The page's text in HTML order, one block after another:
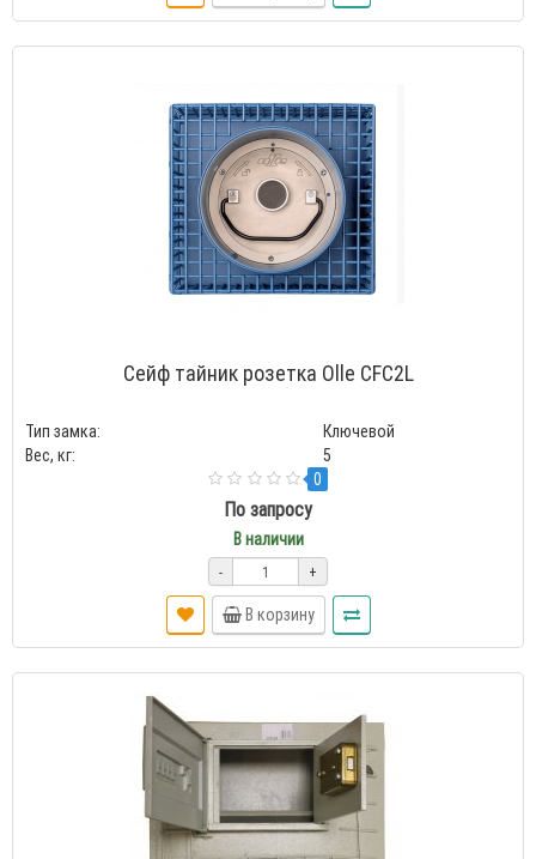
Сейф тайник розетка Olle CFC2L
Тип замка:
Ключевой
Вес, кг:
5
0
По запросу
В наличии
- +
В корзину